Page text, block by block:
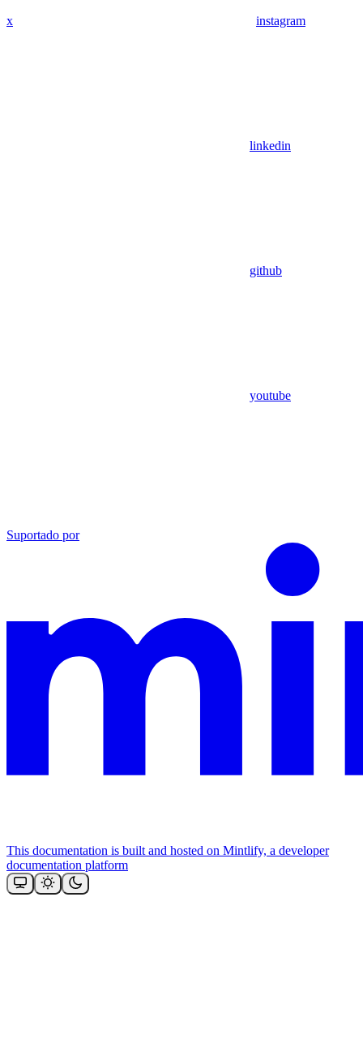
x instagram
linkedin
github
youtube
Suportado por
This documentation is built and hosted on Mintlify, a developer
documentation platform